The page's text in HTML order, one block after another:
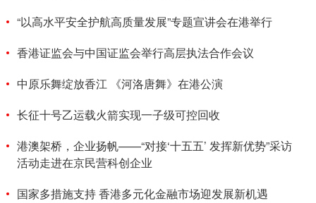
“以高水平安全护航高质量发展”专题宣讲会在港举行
香港证监会与中国证监会举行高层执法合作会议
中原乐舞绽放香江 《河洛唐舞》在港公演
长征十号乙运载火箭实现一子级可控回收
港澳架桥，企业扬帆——“对接‘十五五’ 发挥新优势”采访
活动走进在京民营科创企业
国家多措施支持 香港多元化金融市场迎发展新机遇